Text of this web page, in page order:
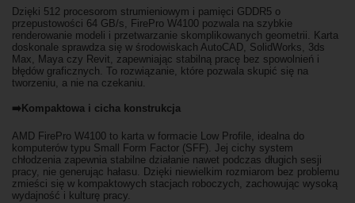
Dzięki 512 procesorom strumieniowym i pamięci GDDR5 o
przepustowości 64 GB/s, FirePro W4100 pozwala na szybkie
renderowanie modeli i przetwarzanie skomplikowanych geometrii. Karta
doskonale sprawdza się w środowiskach AutoCAD, SolidWorks, 3ds
Max, Maya czy Revit, zapewniając stabilną pracę bez spowolnień i
błędów graficznych. To rozwiązanie, które pozwala skupić się na
tworzeniu, a nie na czekaniu.
➡️Kompaktowa i cicha konstrukcja
AMD FirePro W4100 to karta w formacie Low Profile, idealna do
komputerów typu Small Form Factor (SFF). Jej cichy system
chłodzenia zapewnia stabilne działanie nawet podczas długich sesji
pracy, nie generując hałasu. Dzięki niewielkim rozmiarom bez problemu
zmieści się w kompaktowych stacjach roboczych, zachowując wysoką
wydajność i kulturę pracy.